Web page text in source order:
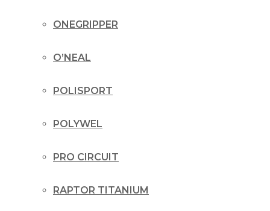
ONEGRIPPER
O’NEAL
POLISPORT
POLYWEL
PRO CIRCUIT
RAPTOR TITANIUM